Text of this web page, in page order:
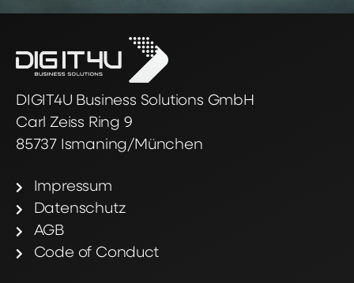
DIGIT4U Business Solutions GmbH
Carl Zeiss Ring 9
85737 Ismaning/München
Impressum
Datenschutz
AGB
Code of Conduct